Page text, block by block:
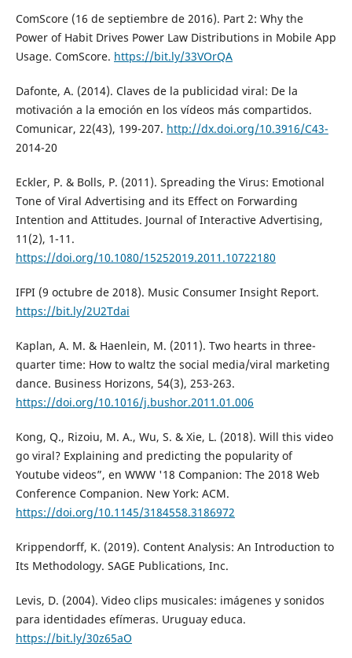
ComScore (16 de septiembre de 2016). Part 2: Why the
Power of Habit Drives Power Law Distributions in Mobile App
Usage. ComScore. https://bit.ly/33VOrQA
Dafonte, A. (2014). Claves de la publicidad viral: De la
motivación a la emoción en los vídeos más compartidos.
Comunicar, 22(43), 199-207. http://dx.doi.org/10.3916/C43-
2014-20
Eckler, P. & Bolls, P. (2011). Spreading the Virus: Emotional
Tone of Viral Advertising and its Effect on Forwarding
Intention and Attitudes. Journal of Interactive Advertising,
11(2), 1-11.
https://doi.org/10.1080/15252019.2011.10722180
IFPI (9 octubre de 2018). Music Consumer Insight Report.
https://bit.ly/2U2Tdai
Kaplan, A. M. & Haenlein, M. (2011). Two hearts in three-
quarter time: How to waltz the social media/viral marketing
dance. Business Horizons, 54(3), 253-263.
https://doi.org/10.1016/j.bushor.2011.01.006
Kong, Q., Rizoiu, M. A., Wu, S. & Xie, L. (2018). Will this video
go viral? Explaining and predicting the popularity of
Youtube videos”, en WWW '18 Companion: The 2018 Web
Conference Companion. New York: ACM.
https://doi.org/10.1145/3184558.3186972
Krippendorff, K. (2019). Content Analysis: An Introduction to
Its Methodology. SAGE Publications, Inc.
Levis, D. (2004). Video clips musicales: imágenes y sonidos
para identidades efímeras. Uruguay educa.
https://bit.ly/30z65aO